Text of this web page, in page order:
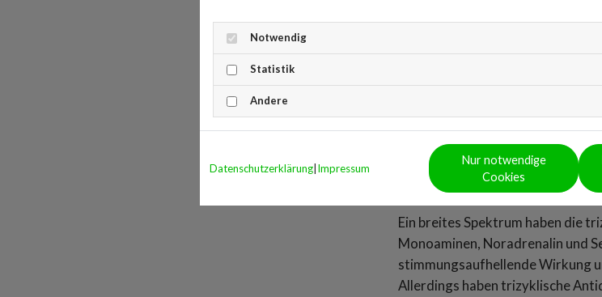
Die
Medikamente
Antidepressiva sollen
wirken. Die Psychopharmaka
Gehirn, indem sie auf den
Ausschüttung der Botenstoffe
vorgetäuscht, dass sie noch
Botenstoffe können sich im
Ein breites Spektrum haben die
Monoaminen, Noradrenalin und
stimmungsaufhellende Wirkung
Allerdings haben trizyklische
Notwendig
Statistik
Andere
Datenschutzerklärung Impressum
Nur notwendige
Cookies